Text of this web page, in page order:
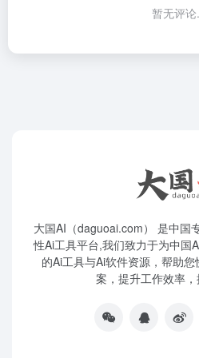
暂无评论
大国AI（daguoai.com） 是中国
性Ai工具平台,我们致力于为中国
的Ai工具与Ai软件资源，帮助
案，提升工作效率，